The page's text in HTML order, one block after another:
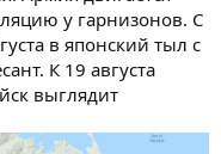
у гарнизонов. С
в японский тыл с
К 19 августа
выглядит